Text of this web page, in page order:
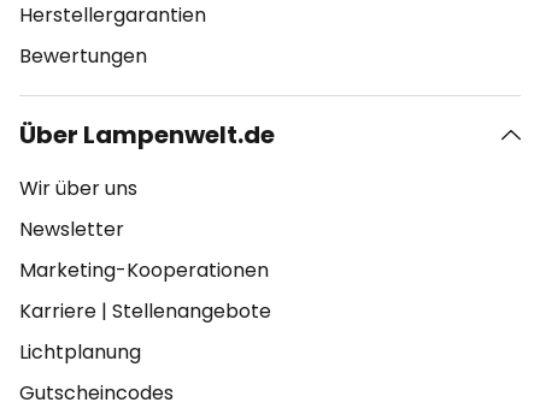
Herstellergarantien
Bewertungen
Über Lampenwelt.de
Wir über uns
Newsletter
Marketing-Kooperationen
Karriere | Stellenangebote
Lichtplanung
Gutscheincodes